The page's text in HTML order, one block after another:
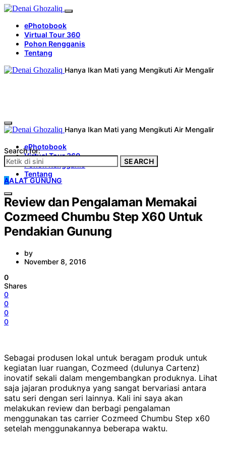
ePhotobook
Virtual Tour 360
Pohon Rengganis
Tentang
Hanya Ikan Mati yang Mengikuti Air Mengalir
Hanya Ikan Mati yang Mengikuti Air Mengalir
ePhotobook
Virtual Tour 360
Pohon Rengganis
Tentang
Search for:
SEARCH
AALAT GUNUNG
Review dan Pengalaman Memakai
Cozmeed Chumbu Step X60 Untuk
Pendakian Gunung
by
November 8, 2016
0
Shares
0
0
0
0
Sebagai produsen lokal untuk beragam produk untuk
kegiatan luar ruangan, Cozmeed (dulunya Cartenz)
inovatif sekali dalam mengembangkan produknya. Lihat
saja jajaran produknya yang sangat bervariasi antara
satu seri dengan seri lainnya. Kali ini saya akan
melakukan review dan berbagi pengalaman
menggunakan tas carrier Cozmeed Chumbu Step x60
setelah menggunakannya beberapa waktu.